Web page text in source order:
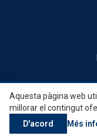
© 2026, Generalitat •
Institut
Aquesta pàgina web
millorar el contingut
D'acord
Més